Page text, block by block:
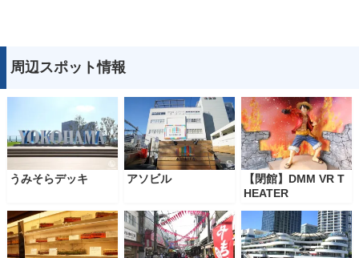
周辺スポット情報
うみそらデッキ アソビル
【閉館】DMM VR T
HEATER